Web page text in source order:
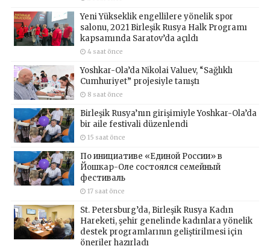
Yeni Yükseklik engellilere yönelik spor
salonu, 2021 Birleşik Rusya Halk Programı
kapsamında Saratov’da açıldı
4 saat önce
Yoshkar-Ola’da Nikolai Valuev, “Sağlıklı
Cumhuriyet” projesiyle tanıştı
8 saat önce
Birleşik Rusya’nın girişimiyle Yoshkar-Ola’da
bir aile festivali düzenlendi
15 saat önce
По инициативе «Единой России» в
Йошкар-Оле состоялся семейный
фестиваль
17 saat önce
St. Petersburg’da, Birleşik Rusya Kadın
Hareketi, şehir genelinde kadınlara yönelik
destek programlarının geliştirilmesi için
öneriler hazırladı